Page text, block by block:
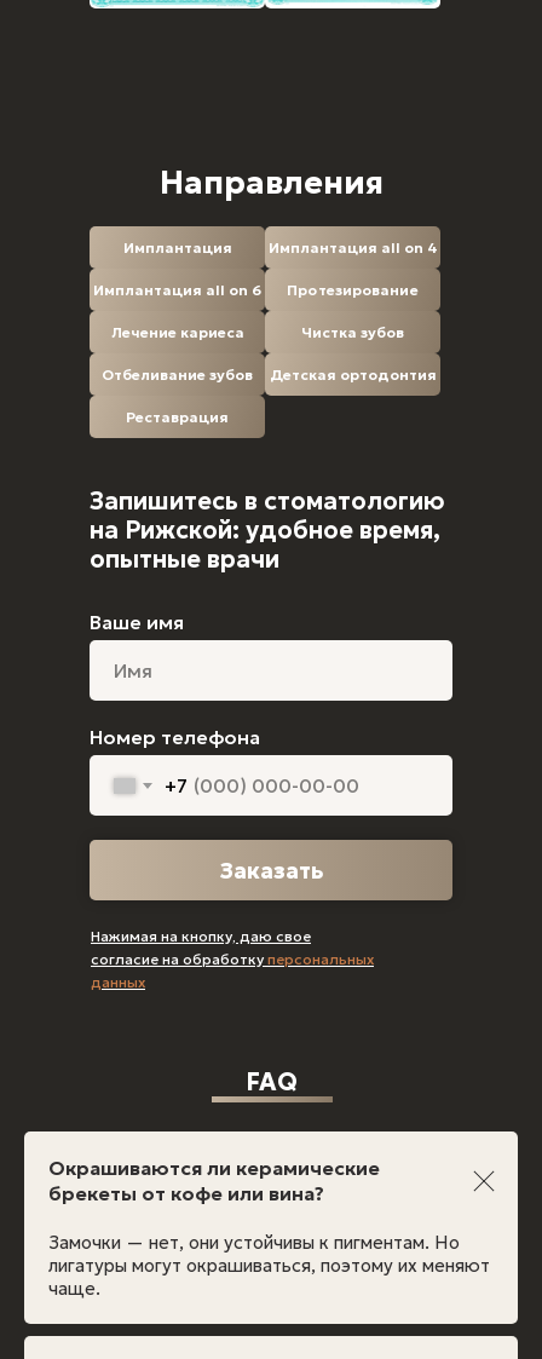
Направления
Имплантация Имплантация all on 4
Имплантация all on 6 Протезирование
Лечение кариеса Чистка зубов
Отбеливание зубов Детская ортодонтия
Реставрация
Запишитесь в стоматологию
на Рижской: удобное время,
опытные врачи
Ваше имя
Номер телефона
+7
Заказать
Нажимая на кнопку, даю свое
согласие на обработку персональных
данных
FAQ
Окрашиваются ли керамические
брекеты от кофе или вина?
Замочки — нет, они устойчивы к пигментам. Но
лигатуры могут окрашиваться, поэтому их меняют
чаще.